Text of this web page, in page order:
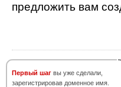
предложить вам
Первый шаг вы уже сделали,
зарегистрировав доменное имя.